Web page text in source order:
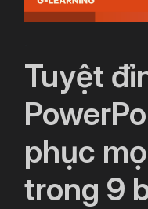
Tuyệt
phục
trong 9